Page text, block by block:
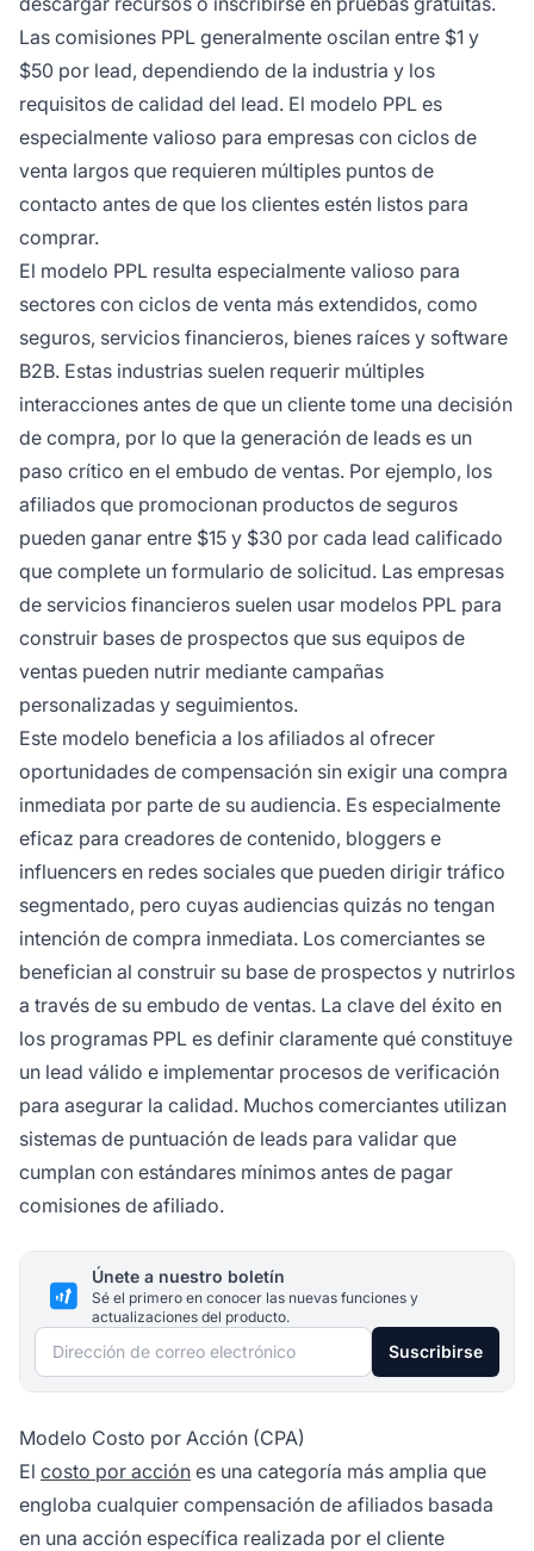
Las comisiones PPL generalmente oscilan entre $1 y
$50 por lead, dependiendo de la industria y los
requisitos de calidad del lead. El modelo PPL es
especialmente valioso para empresas con ciclos de
venta largos que requieren múltiples puntos de
contacto antes de que los clientes estén listos para
comprar.
El modelo PPL resulta especialmente valioso para
sectores con ciclos de venta más extendidos, como
seguros, servicios financieros, bienes raíces y software
B2B. Estas industrias suelen requerir múltiples
interacciones antes de que un cliente tome una decisión
de compra, por lo que la generación de leads es un
paso crítico en el embudo de ventas. Por ejemplo, los
afiliados que promocionan productos de seguros
pueden ganar entre $15 y $30 por cada lead calificado
que complete un formulario de solicitud. Las empresas
de servicios financieros suelen usar modelos PPL para
construir bases de prospectos que sus equipos de
ventas pueden nutrir mediante campañas
personalizadas y seguimientos.
Este modelo beneficia a los afiliados al ofrecer
oportunidades de compensación sin exigir una compra
inmediata por parte de su audiencia. Es especialmente
eficaz para creadores de contenido, bloggers e
influencers en redes sociales que pueden dirigir tráfico
segmentado, pero cuyas audiencias quizás no tengan
intención de compra inmediata. Los comerciantes se
benefician al construir su base de prospectos y nutrirlos
a través de su embudo de ventas. La clave del éxito en
los programas PPL es definir claramente qué constituye
un lead válido e implementar procesos de verificación
para asegurar la calidad. Muchos comerciantes utilizan
sistemas de puntuación de leads para validar que
cumplan con estándares mínimos antes de pagar
comisiones de afiliado.
Únete a nuestro boletín
Sé el primero en conocer las nuevas funciones y
actualizaciones del producto.
Dirección de correo electrónico Suscribirse
Modelo Costo por Acción (CPA)
El costo por acción es una categoría más amplia que
engloba cualquier compensación de afiliados basada
en una acción específica realizada por el cliente